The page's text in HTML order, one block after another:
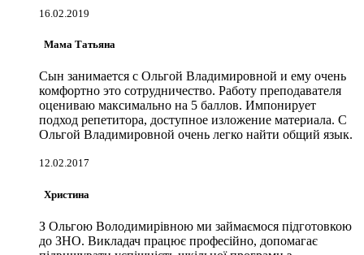
16.02.2019
Мама Татьяна
Сын занимается с Ольгой Владимировной и ему очень
комфортно это сотрудничество. Работу преподавателя
оцениваю максимально на 5 баллов. Импонирует
подход репетитора, доступное изложение материала. С
Ольгой Владимировной очень легко найти общий язык.
12.02.2017
Христина
З Ольгою Володимирівною ми займаємося підготовкою
до ЗНО. Викладач працює професійно, допомагає